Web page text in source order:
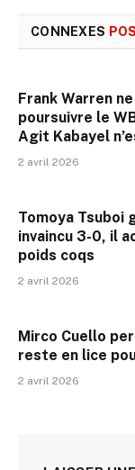
CONNEXES
Frank Warren
poursuivre le
Agit Kabayel
2 avril 2026
Tomoya Tsuboi
invaincu 3-0, il
poids coqs
2 avril 2026
Mirco Cuello
reste en lice
2 avril 2026